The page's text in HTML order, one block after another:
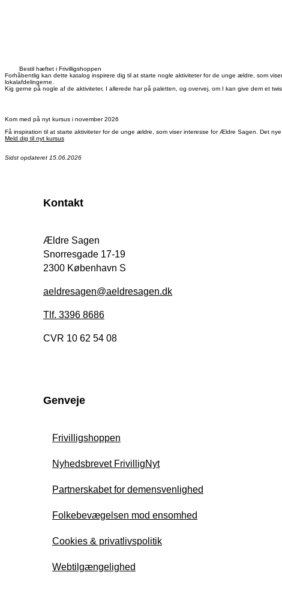
Bestil hæftet i Frivilligshoppen
Forhåbentlig kan dette katalog inspirere dig til at starte nogle aktiviteter for de unge ældre, som
lokalafdelingerne.
Kig gerne på nogle af de aktiviteter, I allerede har på paletten, og overvej, om I kan give dem et
Kom med på nyt kursus i november 2026
Få inspiration til at starte aktiviteter for de unge ældre, som viser interesse for Ældre Sagen. Det
Meld dig til nyt kursus
Sidst opdateret 15.06.2026
Kontakt
Ældre Sagen
Snorresgade 17-19
2300 København S
aeldresagen@aeldresagen.dk
Tlf. 3396 8686
CVR 10 62 54 08
Genveje
Frivilligshoppen
Nyhedsbrevet FrivilligNyt
Partnerskabet for demensvenlighed
Folkebevægelsen mod ensomhed
Cookies & privatlivspolitik
Webtilgængelighed